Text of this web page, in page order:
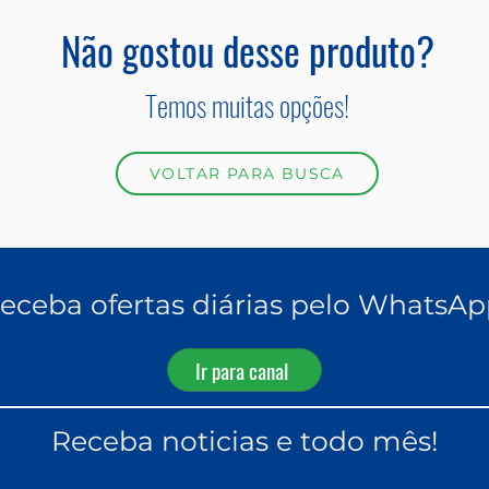
Não gostou desse produto?
Temos muitas opções!
VOLTAR PARA BUSCA
Receba noticias e todo mês!
Ir para canal
ofertas diárias pelo